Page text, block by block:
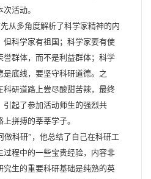
活动。
从多角度解析了科学家精神的内
但科学家有祖国；科学家要有使
誉群体，而不是利益群体；科学
底线，要坚守科研道德。之
科研道路上尝尽酸甜苦辣，最终
引起了参加活动师生的强烈共
拼搏的莘莘学子。
科研”，他总结了自己在科研工
过程中的一些宝贵经验，内容非
究生的重要科研基础是纯熟的英